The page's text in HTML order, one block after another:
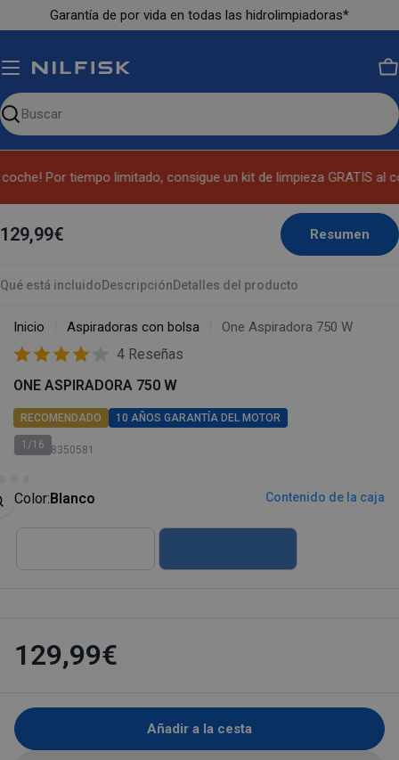
al
Garantía de por vida en todas las hidrolimpiadoras*
Buscar
Por tiempo limitado, consigue un kit de limpieza GRATIS al
129,99€ Resumen
Qué está incluido Descripción Detalles del producto
Inicio Aspiradoras con bolsa One Aspiradora 750 W
4 Reseñas
ONE ASPIRADORA 750 W
RECOMENDADO 10 AÑOS GARANTÍA DEL MOTOR
SKU: 128350581
1/16
Color:Blanco Contenido de la caja
129,99€
Añadir a la cesta